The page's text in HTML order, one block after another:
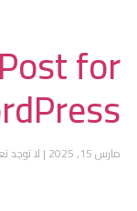
for
مارس 15, 2025 لا توجد